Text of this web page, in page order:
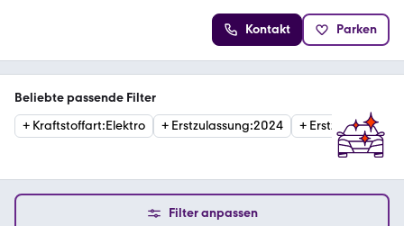
Kontakt Parken
Beliebte passende Filter
+ Kraftstoffart:Elektro + Erstzulassung:2024 + Erstzulassung
Filter anpassen